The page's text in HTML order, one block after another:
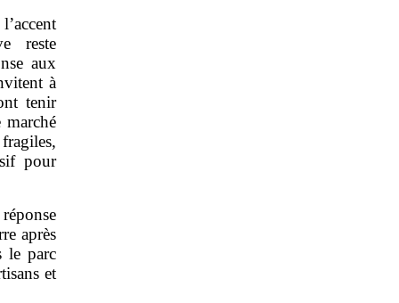
reste
aux
à
tenir
pour
après
le parc
et